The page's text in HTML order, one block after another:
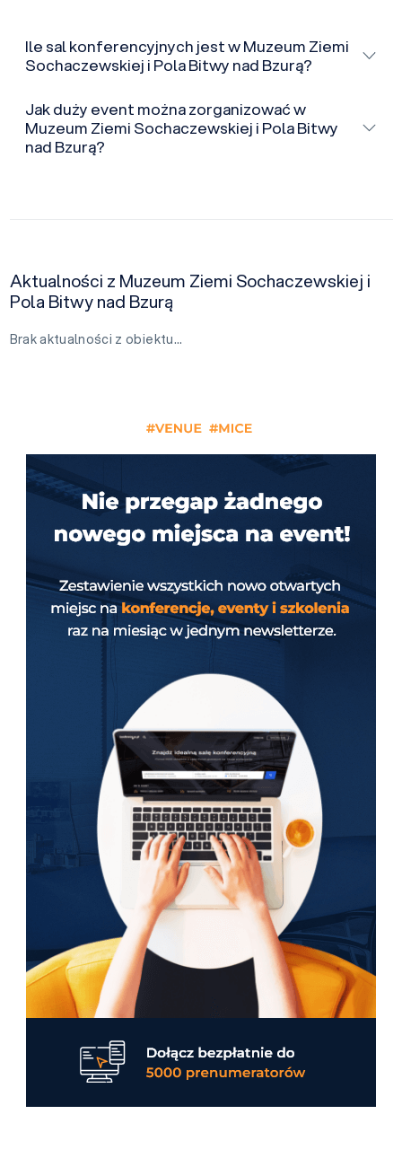
Ile sal konferencyjnych jest w Muzeum Ziemi
Sochaczewskiej i Pola Bitwy nad Bzurą?
Jak duży event można zorganizować w
Muzeum Ziemi Sochaczewskiej i Pola Bitwy
nad Bzurą?
Aktualności z Muzeum Ziemi Sochaczewskiej i
Pola Bitwy nad Bzurą
Brak aktualności z obiektu…